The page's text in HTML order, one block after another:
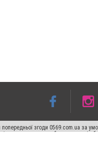
згоди 0569.com.ua за
не нижче другого абзацу в